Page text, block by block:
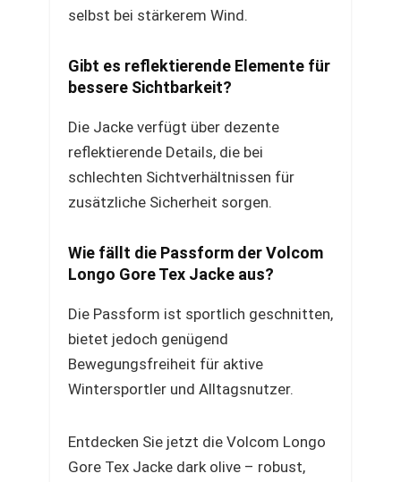
selbst bei stärkerem Wind.
Gibt es reflektierende Elemente für
bessere Sichtbarkeit?
Die Jacke verfügt über dezente
reflektierende Details, die bei
schlechten Sichtverhältnissen für
zusätzliche Sicherheit sorgen.
Wie fällt die Passform der Volcom
Longo Gore Tex Jacke aus?
Die Passform ist sportlich geschnitten,
bietet jedoch genügend
Bewegungsfreiheit für aktive
Wintersportler und Alltagsnutzer.
Entdecken Sie jetzt die Volcom Longo
Gore Tex Jacke dark olive – robust,